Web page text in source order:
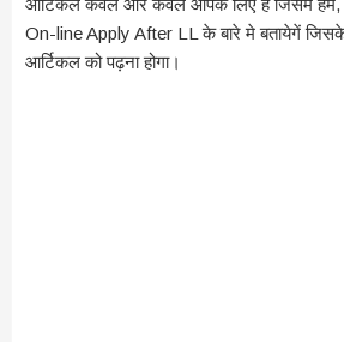
On-line Apply After LL के बारे मे बतायेगें
आर्टिकल को पढ़ना होगा।